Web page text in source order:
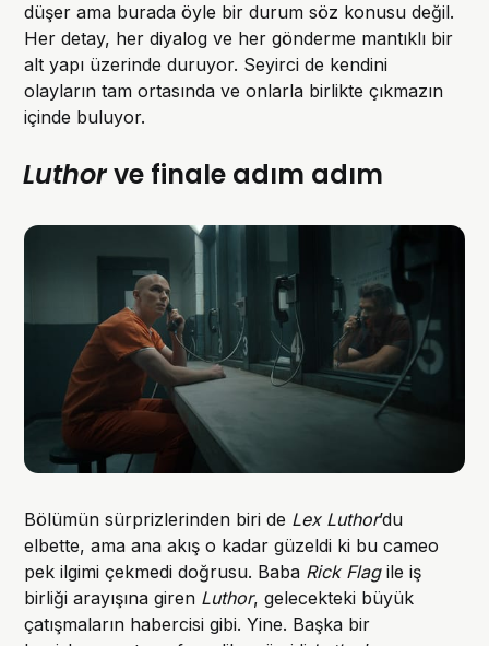
düşer ama burada öyle bir durum söz konusu değil.
Her detay, her diyalog ve her gönderme mantıklı bir
alt yapı üzerinde duruyor. Seyirci de kendini
olayların tam ortasında ve onlarla birlikte çıkmazın
içinde buluyor.
Luthorve finale adım adım
Bölümün sürprizlerinden biri de Lex Luthor’du
elbette, ama ana akış o kadar güzeldi ki bu cameo
pek ilgimi çekmedi doğrusu. Baba Rick Flagile iş
birliği arayışına giren Luthor, gelecekteki büyük
çatışmaların habercisi gibi. Yine. Başka bir